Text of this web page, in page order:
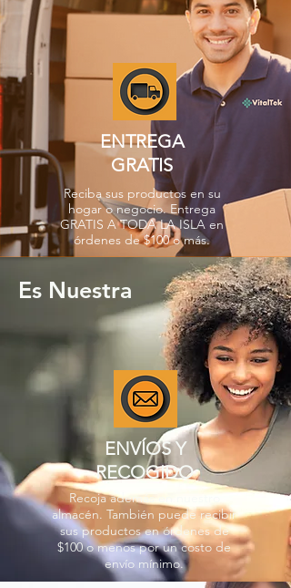
ENTREGA
GRATIS
Reciba sus productos en su
hogar o negocio. Entrega
GRATIS A TODA LA ISLA en
órdenes de $100 o más.
Es Nuestra
ENVÍOS Y
RECOGIDO
Recoja además en nuestro
almacén. También puede recibir
sus productos en órdenes de
$100 o menos por un costo de
envío mínimo.